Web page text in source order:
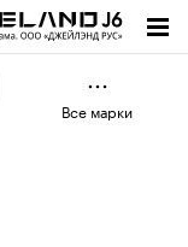
Все марки